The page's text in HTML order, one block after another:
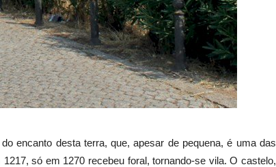
encanto desta terra, que, apesar de pequena, é uma das
só em 1270 recebeu foral, tornando-se vila. O castelo,